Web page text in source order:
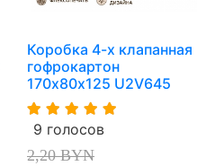
Коробка 4-х клапанная
гофрокартон
170х80х125 U2V645
9 голосов
2,20 BYN